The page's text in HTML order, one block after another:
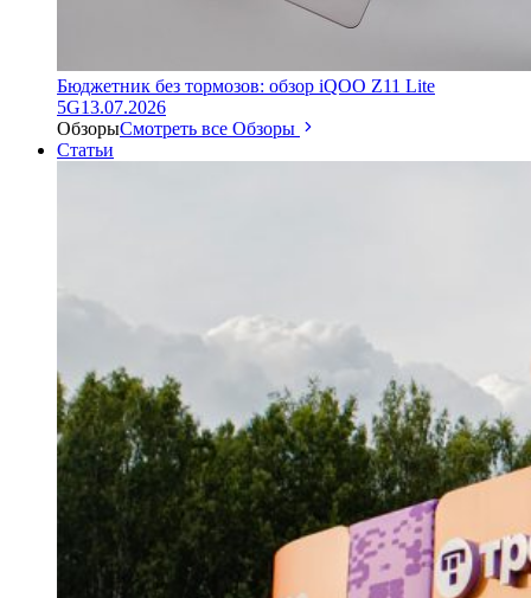
Бюджетник без тормозов: обзор iQOO Z11 Lite
5G13.07.2026
ОбзорыСмотреть все Обзоры
Статьи